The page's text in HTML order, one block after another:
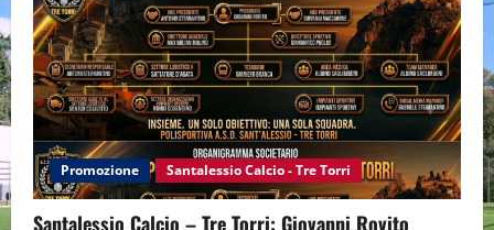
Promozione Santalessio Calcio - Tre Torri
Santalessio Calcio – Tre Torri: Giovanni Rovito